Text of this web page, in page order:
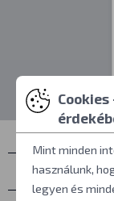
Névjegyek
Mint minden
használunk,
legyen és